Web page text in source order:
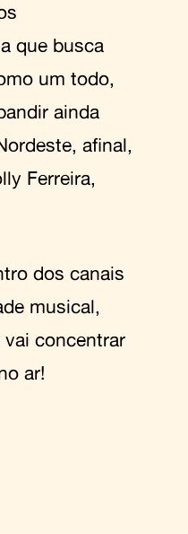
que busca
um todo,
ainda
afinal,
Ferreira,
dos canais
musical,
vai concentrar
ar!